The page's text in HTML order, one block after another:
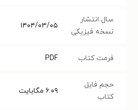
سال انتشار
نسخه فیزیکی
۱۴۰۴/۰۳/۰۵
فرمت کتاب PDF
حجم فایل
کتاب
۶.۰۹ مگابایت